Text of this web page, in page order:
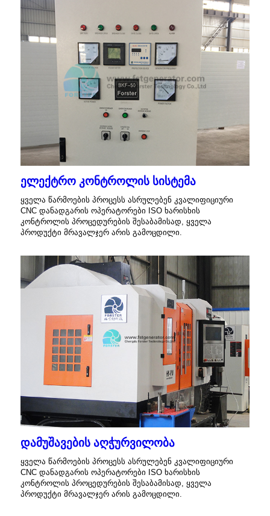
ელექტრო კონტროლის სისტემა
ყველა წარმოების პროცესს ასრულებენ კვალიფიციური
CNC დანადგარის ოპერატორები ISO ხარისხის
კონტროლის პროცედურების შესაბამისად, ყველა
პროდუქტი მრავალჯერ არის გამოცდილი.
დამუშავების აღჭურვილობა
ყველა წარმოების პროცესს ასრულებენ კვალიფიციური
CNC დანადგარის ოპერატორები ISO ხარისხის
კონტროლის პროცედურების შესაბამისად, ყველა
პროდუქტი მრავალჯერ არის გამოცდილი.